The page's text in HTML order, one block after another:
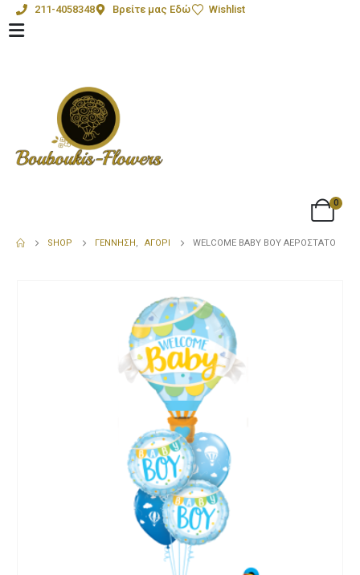
211-4058348 Βρείτε μας Εδώ Wishlist
0
SHOP ΓΈΝΝΗΣΗ, ΑΓΌΡΙ WELCOME BABY BOY ΑΕΡΌΣΤΑΤΟ